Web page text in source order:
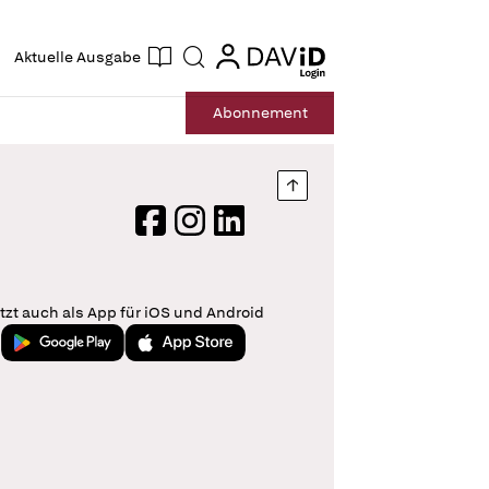
Aktuelle Ausgabe Suche login
login
Abonnement
Nach oben springen
FacebookInstagram
LinkedIn
auch als App für iOS und Android
Jetzt bei Google PlayLaden im App Store